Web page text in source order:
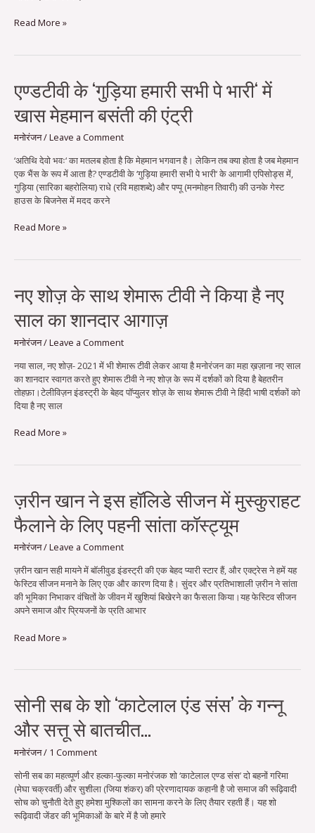
बना
पुत्र
रिश्ता
Read More »
एण्डटीवी के ‘गुड़िया हमारी सभी पे भारी‘ में
खास मेहमान बसंती की एंट्री
मनोरंजन/Leave a Comment
‘अतिथि देवो भवः‘ का मतलब होता है कि मेहमान भगवान है। लेकिन तब क्या होता है जब मेहमान
एक भैंस के रूप में आता है? एण्डटीवी के ‘गुड़िया हमारी सभी पे भारी‘ के आगामी एपिसोड्स में,
गुड़िया (सारिका बहरोलिया) राधे (रवि महाशब्दे) और पप्पू (मनमोहन तिवारी) की उनके गेस्ट
हाउस के बिजनेस में मदद करने
एण्डटीवी
के
‘गुड़िया
हमारी
सभी
भारी‘
में
खास
मेहमान
की
Read More »
नए शोज़ के साथ शेमारू टीवी ने किया है नए
साल का शानदार आगाज़
मनोरंजन/Leave a Comment
नया साल, नए शोज़- 2021 में भी शेमारू टीवी लेकर आया है मनोरंजन का महा ख़ज़ाना नए साल
का शानदार स्वागत करते हुए शेमारू टीवी ने नए शोज़ के रूप में दर्शकों को दिया है बेहतरीन
तोहफ़ा।टेलीविज़न इंडस्ट्री के बेहद पॉप्युलर शोज़ के साथ शेमारू टीवी ने हिंदी भाषी दर्शकों को
दिया है नए साल
नए
शोज़
के
साथ
शेमारू
ने
किया
है
नए
का
आगाज़
Read More »
ज़रीन खान ने इस हॉलिडे सीजन में मुस्कुराहट
फैलाने के लिए पहनी सांता कॉस्ट्यूम
मनोरंजन/Leave a Comment
ज़रीन खान सही मायने में बॉलीवुड इंडस्ट्री की एक बेहद प्यारी स्टार हैं, और एक्ट्रेस ने हमें यह
फेस्टिव सीजन मनाने के लिए एक और कारण दिया है। सुंदर और प्रतिभाशाली ज़रीन ने सांता
की भूमिका निभाकर वंचितों के जीवन में खुशियां बिखेरने का फैसला किया।यह फेस्टिव सीजन
अपने समाज और प्रियजनों के प्रति आभार
ज़रीन
खान
ने
इस
हॉलिडे
में
मुस्कुराहट
फैलाने
के
पहनी
कॉस्ट्यूम
Read More »
सोनी सब के शो ‘काटेलाल एंड संस’ के गन्नू
और सत्तू से बातचीत…
मनोरंजन/ 1 Comment
सोनी सब का महत्व्पूर्ण और हल्का-फुल्का मनोरंजक शो ‘काटेलाल एण्ड संस’ दो बहनों गरिमा
(मेघा चक्रवर्ती) और सुशीला (जिया शंकर) की प्रेरणादायक कहानी है जो समाज की रूढ़िवादी
सोच को चुनौती देते हुए हमेशा मुश्किलों का सामना करने के लिए तैयार रहती हैं। यह शो
रूढ़िवादी जेंडर की भूमिकाओं के बारे में है जो हमारे
सोनी
सब
के
शो
‘काटेलाल
संस’
के
गन्नू
और